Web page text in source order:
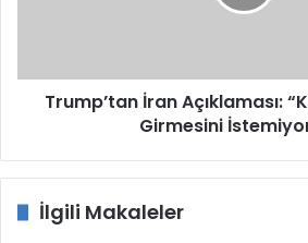
Trump’tan İran Açıklaması:
Girmesini
İlgili Makaleler